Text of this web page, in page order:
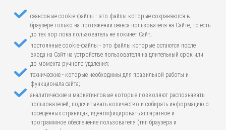
сеансовые cookie-файлы - это файлы которые сохраняются в
браузере только на протяжении сеанса пользователя на Сайте, то есть
до тех пор пока пользователь не покинет Сайт;
постоянные cookie-файлы - это файлы которые остаются после
входа на Сайт на устройстве пользователя на длительный срок или
до момента ручного удаления;
технические - которые необходимы для правильной работы и
функционала сайта;
аналитические и маркетинговые которые позволяют распознавать
пользователей, подсчитывать количество и собирать информацию о
посещенных страницах, идентифицировать аппаратное и
программное обеспечение пользователя (тип браузера и